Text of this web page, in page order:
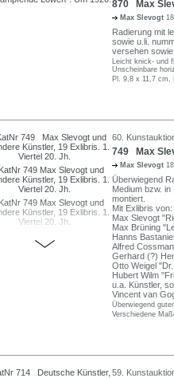
870 Max
Max Slevogt
Radierung mit
sowie u.li.
versehen
Leicht knick- und
Unscheinbare
Pl. 9,8 x 11,7 cm,
60.
749 Max
Max Slevogt
Überwiegend
Medium bzw.
montiert.
Mit Exlibris von:
Max Slevogt
Max Brüning
Hanns
Alfred
Gerhard (?)
Otto Weigel
Hubert Wilm
u.a. Künstler,
Vincent van
Überwiegend
Verschiedene
59.